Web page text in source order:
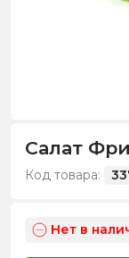
Салат
Код товара:
Нет в